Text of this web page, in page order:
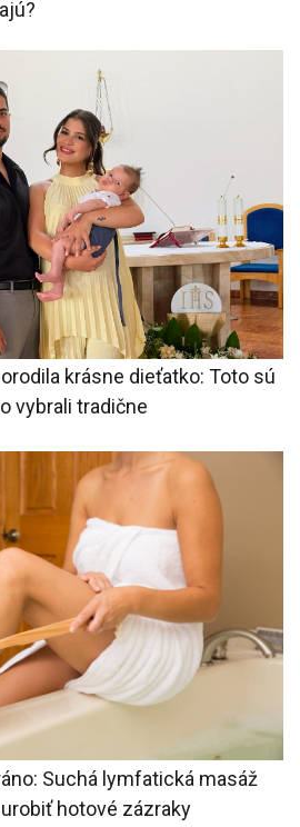
krásne dieťatko: Toto sú
vybrali tradične
Suchá lymfatická masáž
hotové zázraky